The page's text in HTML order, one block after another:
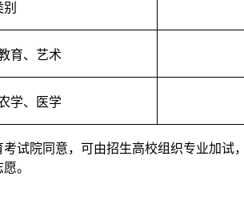
育、艺术
学、医学
试院同意，可由招生高校组织专业加试
。